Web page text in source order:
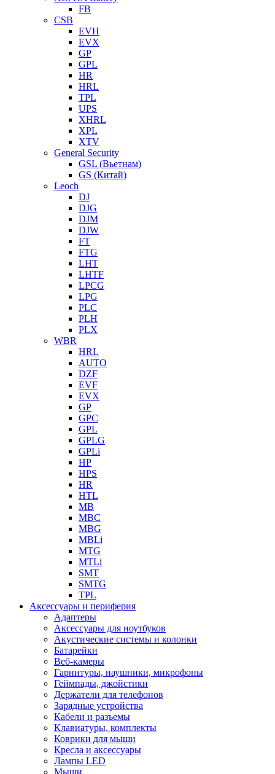
FB
CSB
EVH
EVX
GP
GPL
HR
HRL
TPL
UPS
XHRL
XPL
XTV
General Security
GSL (Вьетнам)
GS (Китай)
Leoch
DJ
DJG
DJM
DJW
FT
FTG
LHT
LHTF
LPCG
LPG
PLC
PLH
PLX
WBR
HRL
AUTO
DZF
EVF
EVX
GP
GPC
GPL
GPLG
GPLi
HP
HPS
HR
HTL
MB
MBC
MBG
MBLi
MTG
MTLi
SMT
SMTG
TPL
Аксессуары и периферия
Адаптеры
Аксессуары для ноутбуков
Акустические системы и колонки
Батарейки
Веб-камеры
Гарнитуры, наушники, микрофоны
Геймпады, джойстики
Держатели для телефонов
Зарядные устройства
Кабели и разъемы
Клавиатуры, комплекты
Коврики для мыши
Кресла и аксессуары
Лампы LED
Мыши